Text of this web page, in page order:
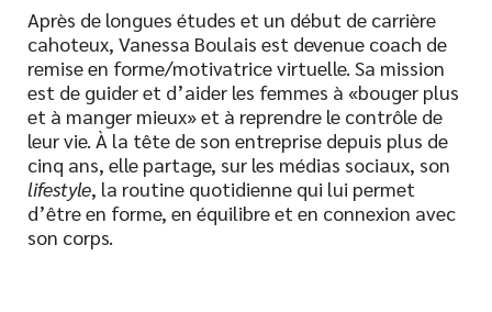
Témoignages
Vie pratique
Finances
Nouveautés
Numérique
Livres audio
Meilleurs vendeurs
Après de longues études et un début de carrière
cahoteux, Vanessa Boulais est devenue coach de
remise en forme/motivatrice virtuelle. Sa mission
est de guider et d’aider les femmes à «bouger plus
et à manger mieux» et à reprendre le contrôle de
leur vie. À la tête de son entreprise depuis plus de
cinq ans, elle partage, sur les médias sociaux, son
lifestyle, la routine quotidienne qui lui permet
d’être en forme, en équilibre et en connexion avec
son corps.